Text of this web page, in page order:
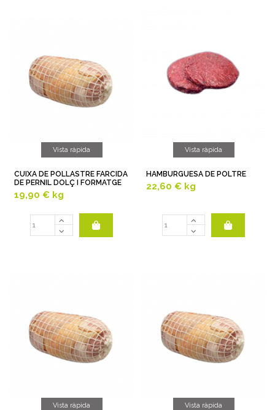
Vista ràpida
CUIXA DE POLLASTRE FARCIDA
DE PERNIL DOLÇ I FORMATGE
19,90 € kg
Vista ràpida
HAMBURGUESA DE POLTRE
22,60 € kg
Vista ràpida Vista ràpida